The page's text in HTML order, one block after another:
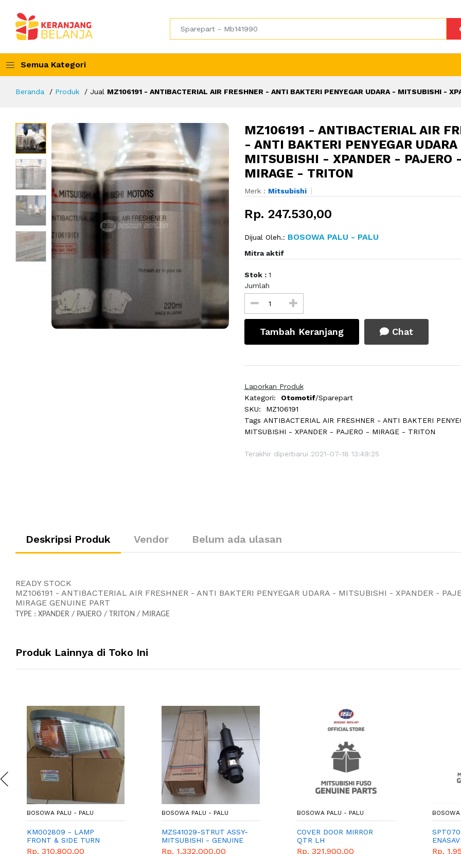
Semua Kategori
Beranda Produk Jual MZ106191 - ANTIBACTERIAL AIR FRESHNER - ANTI BAKTERI PENYEGAR UDARA - MITSUBISHI -
MZ106191 - ANTIBACTERIAL AIR
- ANTI BAKTERI PENYEGAR
MITSUBISHI - XPANDER - PAJERO -
MIRAGE - TRITON
Merk : Mitsubishi
Rp. 247.530,00
Dijual Oleh.: BOSOWA PALU - PALU
Mitra aktif
Stok : 1
Jumlah
Tambah Keranjang Chat
Laporkan Produk
Kategori:
Otomotif/Sparepart
SKU:
MZ106191
Tags ANTIBACTERIAL AIR FRESHNER - ANTI BAKTERI
MITSUBISHI - XPANDER - PAJERO - MIRAGE - TRITON
Terakhir diperbarui 2021-07-18 13:49:25
Deskripsi Produk Vendor Belum ada ulasan
READY STOCK
MZ106191 - ANTIBACTERIAL AIR FRESHNER - ANTI BAKTERI PENYEGAR UDARA - MITSUBISHI - XPANDER -
MIRAGE GENUINE PART
TYPE : XPANDER / PAJERO / TRITON / MIRAGE
Produk Lainnya di Toko Ini
BOSOWA PALU - PALU
KM002809 - LAMP
FRONT & SIDE TURN
SIGNAL RH
Rp. 310.800,00
BOSOWA PALU - PALU
MZS41029-STRUT ASSY-
MITSUBISHI - GENUINE
PARTS-SUBREKER DEPAN
Rp. 1.332.000,00
BOSOWA PALU - PALU
COVER DOOR MIRROR
QTR LH
Rp. 321.900,00
R17
Rp.